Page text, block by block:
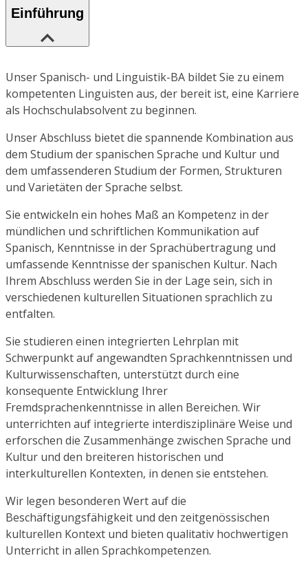
Einführung
Unser Spanisch- und Linguistik-BA bildet Sie zu einem
kompetenten Linguisten aus, der bereit ist, eine Karriere
als Hochschulabsolvent zu beginnen.
Unser Abschluss bietet die spannende Kombination aus
dem Studium der spanischen Sprache und Kultur und
dem umfassenderen Studium der Formen, Strukturen
und Varietäten der Sprache selbst.
Sie entwickeln ein hohes Maß an Kompetenz in der
mündlichen und schriftlichen Kommunikation auf
Spanisch, Kenntnisse in der Sprachübertragung und
umfassende Kenntnisse der spanischen Kultur. Nach
Ihrem Abschluss werden Sie in der Lage sein, sich in
verschiedenen kulturellen Situationen sprachlich zu
entfalten.
Sie studieren einen integrierten Lehrplan mit
Schwerpunkt auf angewandten Sprachkenntnissen und
Kulturwissenschaften, unterstützt durch eine
konsequente Entwicklung Ihrer
Fremdsprachenkenntnisse in allen Bereichen. Wir
unterrichten auf integrierte interdisziplinäre Weise und
erforschen die Zusammenhänge zwischen Sprache und
Kultur und den breiteren historischen und
interkulturellen Kontexten, in denen sie entstehen.
Wir legen besonderen Wert auf die
Beschäftigungsfähigkeit und den zeitgenössischen
kulturellen Kontext und bieten qualitativ hochwertigen
Unterricht in allen Sprachkompetenzen.